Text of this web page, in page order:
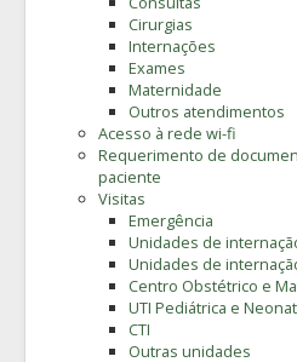
Cirurgias
Internações
Exames
Maternidade
Outros atendimentos
Acesso à rede wi-fi
Requerimento de
paciente
Visitas
Emergência
Unidades de
Unidades de
Centro Obstétrico e
UTI Pediátrica e
CTI
Outras unidades